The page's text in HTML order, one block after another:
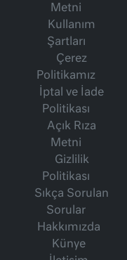
Metni
Kullanım
Şartları
Çerez
Politikamız
İptal ve İade
Politikası
Açık Rıza
Metni
Gizlilik
Politikası
Sıkça Sorulan
Sorular
Hakkımızda
Künye